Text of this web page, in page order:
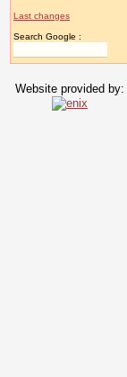
Last changes
Search Google :
Website provided by: